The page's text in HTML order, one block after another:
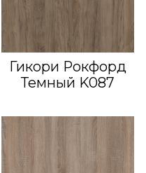
Гикори Рокфорд
Темный K087